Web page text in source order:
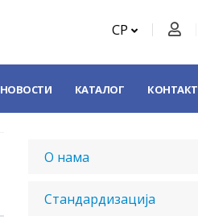
СР
НОВОСТИ КАТАЛОГ КОНТАКТ
О нама
Стандардизација